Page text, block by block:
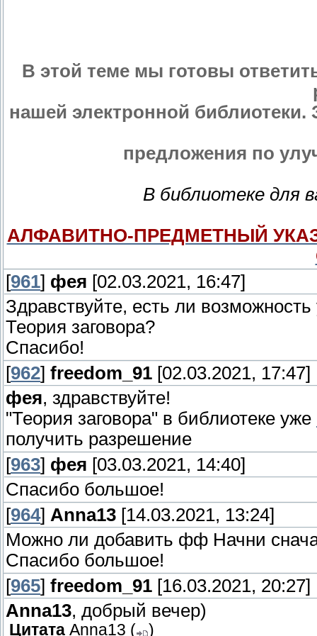
В этой теме мы готовы
нашей электронной
предложения по
В библиотеке для
АЛФАВИТНО-ПРЕДМЕТНЫЙ
[961] фея [02.03.2021, 16:47]
Здравствуйте, есть ли
Теория заговора?
Спасибо!
[962] freedom_91 [02.03.2021, 17:47]
фея, здравствуйте!
"Теория заговора" в библиотеке уже
получить разрешение
[963] фея [03.03.2021, 14:40]
Спасибо большое!
[964] Anna13 [14.03.2021, 13:24]
Можно ли добавить фф Начни
Спасибо большое!
[965] freedom_91 [16.03.2021, 20:27]
Anna13, добрый вечер)
Цитата Anna13 (
)